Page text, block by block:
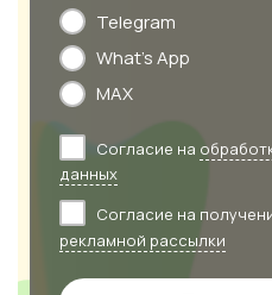
Telegram
What's App
MAX
Согласие на
данных
Согласие на
рекламной рассылки